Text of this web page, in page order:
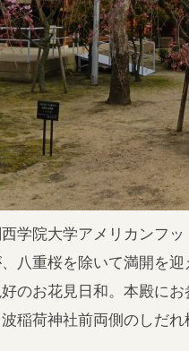
学院大学アメリカンフ
八重桜を除いて満開を
のお花見日和。本殿に
稲荷神社前両側のしだれ